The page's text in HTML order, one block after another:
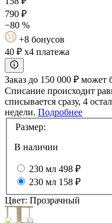
790 ₽
−80 %
+8 бонусов
40 ₽ x4 платежа
Заказ до 150 000 ₽ может
Списание происходит
списывается сразу, 4
недели. Подробнее
Размер:
В наличии
230 мл 498 ₽
230 мл 158 ₽
Цвет: Прозрачный